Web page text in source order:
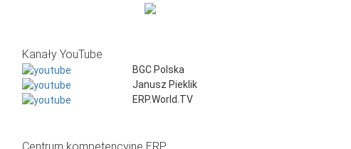
Kanały YouTube
BGC Polska
Janusz Pieklik
ERP.World.TV